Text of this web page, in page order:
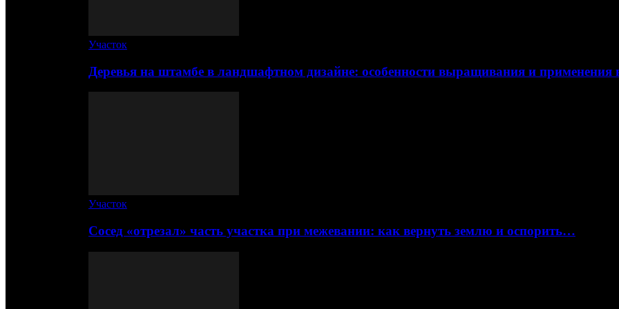
Участок
Деревья на штамбе в ландшафтном дизайне: особенности выращивания и
Участок
Сосед «отрезал» часть участка при межевании: как вернуть землю и оспорить…